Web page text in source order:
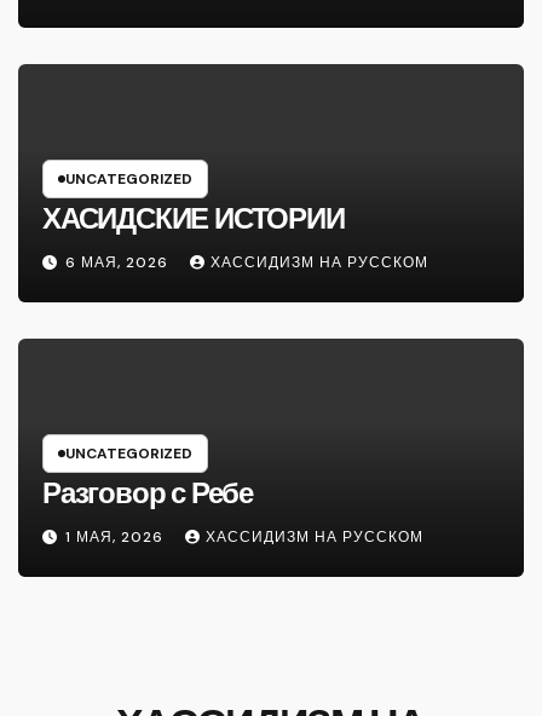
UNCATEGORIZED
ХАСИДСКИЕ ИСТОРИИ
6 МАЯ, 2026 ХАССИДИЗМ НА РУССКОМ
UNCATEGORIZED
Разговор с Ребе
1 МАЯ, 2026 ХАССИДИЗМ НА РУССКОМ